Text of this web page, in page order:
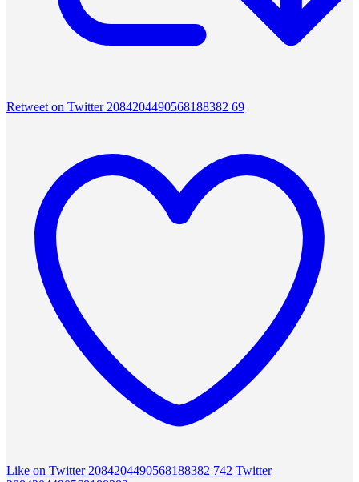
Retweet on Twitter 2084204490568188382 69
Like on Twitter 2084204490568188382 742 Twitter